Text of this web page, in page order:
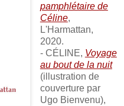
pamphlétaire de
Céline,
L'Harmattan,
2020.
- CÉLINE, Voyage
au bout de la nuit
(illustration de
couverture par
Ugo Bienvenu),